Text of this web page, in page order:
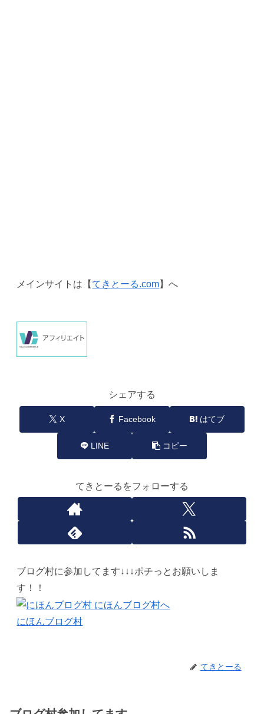
メインサイトは【てきとーる.com】へ
シェアする
X Facebook はてブ
LINE コピー
てきとーるをフォローする
ブログ村に参加してます↓↓↓ポチっとお願いしま
す！！
にほんブログ村
てきとーる